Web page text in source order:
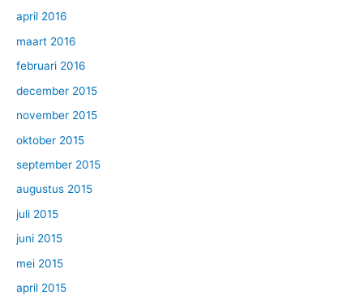
april 2016
maart 2016
februari 2016
december 2015
november 2015
oktober 2015
september 2015
augustus 2015
juli 2015
juni 2015
mei 2015
april 2015